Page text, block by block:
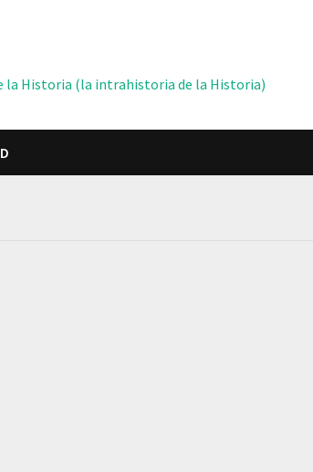
la Historia (la intrahistoria de la Historia)